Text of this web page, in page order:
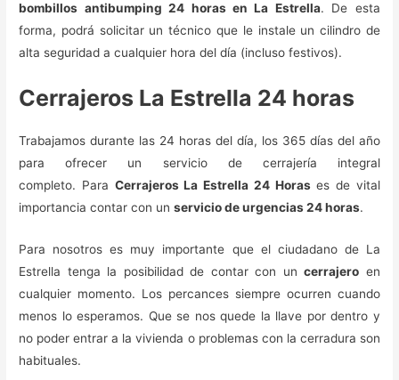
bombillos antibumping 24 horas en La Estrella. De esta
forma, podrá solicitar un técnico que le instale un cilindro de
alta seguridad a cualquier hora del día (incluso festivos).
Cerrajeros La Estrella 24 horas
Trabajamos durante las 24 horas del día, los 365 días del año
para ofrecer un servicio de cerrajería integral
completo. Para Cerrajeros La Estrella 24 Horases de vital
importancia contar con unservicio de urgencias 24 horas.
Para nosotros es muy importante que el ciudadano de La
Estrella tenga la posibilidad de contar con uncerrajero en
cualquier momento. Los percances siempre ocurren cuando
menos lo esperamos. Que se nos quede la llave por dentro y
no poder entrar a la vivienda o problemas con la cerradura son
habituales.